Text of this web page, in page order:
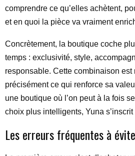
comprendre ce qu’elles achètent,
et en quoi la pièce va vraiment
Concrètement, la boutique coche
temps : exclusivité, style,
responsable. Cette combinaison est
précisément ce qui renforce sa
une boutique où l’on peut à la fois
choix plus intelligents, Yuna
Les erreurs fréquentes à